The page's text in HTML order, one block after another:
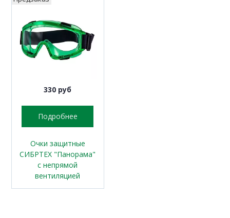
330 руб
Подробнее
Очки защитные
СИБРТЕХ "Панорама"
с непрямой
вентиляцией